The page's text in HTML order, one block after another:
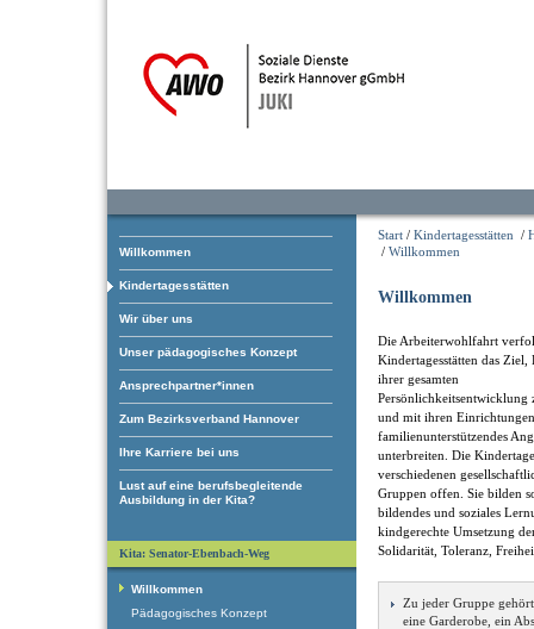
Willkommen
Kindertagesstätten
Wir über uns
Unser pädagogisches Konzept
Ansprechpartner*innen
Zum Bezirksverband Hannover
Ihre Karriere bei uns
Lust auf eine berufsbegleitende
Ausbildung in der Kita?
Start / Kindertagesstätten /
/ Willkommen
Willkommen
Die Arbeiterwohlfahrt
Kindertagesstätten das
ihrer gesamten
Persönlichkeitsentwicklung
und mit ihren
familienunterstützendes
unterbreiten. Die
verschiedenen
Gruppen offen. Sie bilden
bildendes und soziales
kindgerechte Umsetzung
Solidarität, Toleranz,
Zu jeder Gruppe
eine Garderobe, ein
Kita: Senator-Ebenbach-Weg
Willkommen
Pädagogisches Konzept